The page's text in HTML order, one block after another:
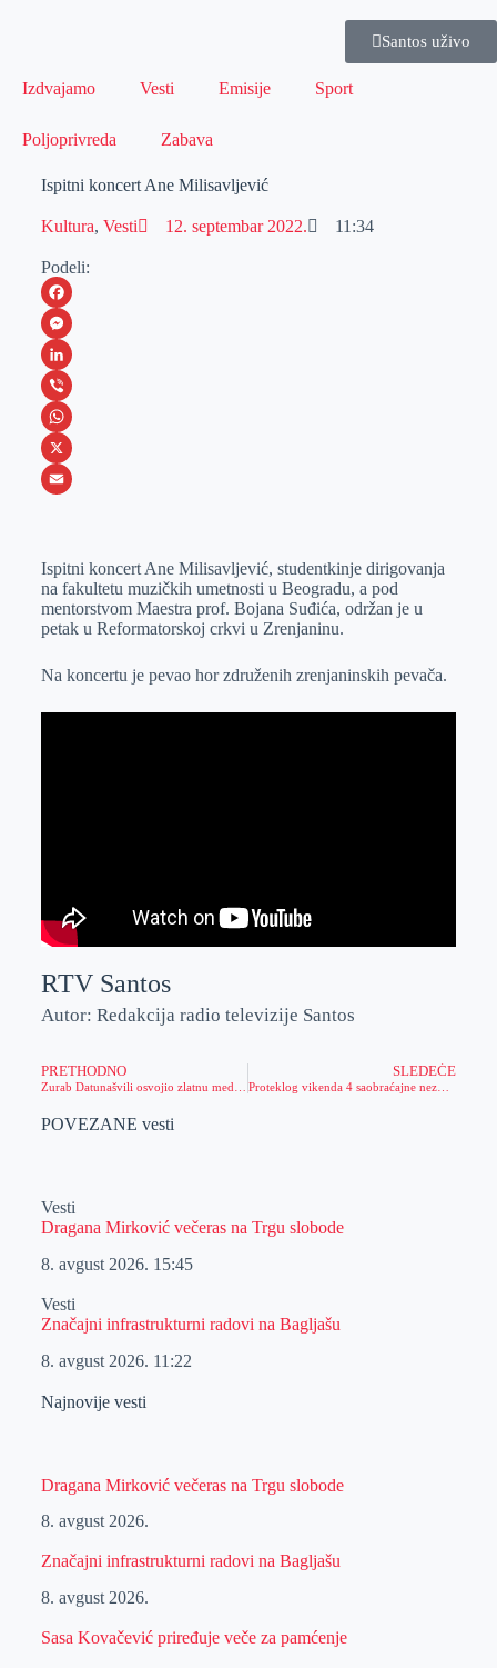
Santos uživo
Izdvajamo Vesti Emisije Sport
Poljoprivreda Zabava
Ispitni koncert Ane Milisavljević
Kultura, Vesti 12. septembar 2022. 11:34
Podeli:
F
a
c
e
b
o
M
e
s
s
e
e
r
L
i
n
k
I
n
V
i
b
W
h
s
A
p
p
X
a
i
l
Ispitni koncert Ane Milisavljević, studentkinje dirigovanja
na fakultetu muzičkih umetnosti u Beogradu, a pod
mentorstvom Maestra prof. Bojana Suđića, održan je u
petak u Reformatorskoj crkvi u Zrenjaninu.
Na koncertu je pevao hor združenih zrenjaninskih pevača.
RTV Santos
Autor: Redakcija radio televizije Santos
PRETHODNO SLEDEĆE
POVEZANE vesti
Vesti
Dragana Mirković večeras na Trgu slobode
8. avgust 2026. 15:45
Vesti
Značajni infrastrukturni radovi na Bagljašu
8. avgust 2026. 11:22
Najnovije vesti
Dragana Mirković večeras na Trgu slobode
8. avgust 2026.
Značajni infrastrukturni radovi na Bagljašu
8. avgust 2026.
Sasa Kovačević priređuje veče za pamćenje